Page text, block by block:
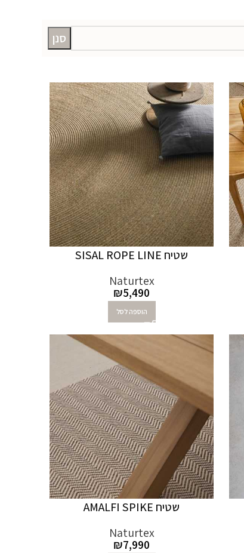
סנן
שטיח SISAL ROPE LINE
Naturtex
₪5,490
הוספה לסל
שטיח AMALFI SPIKE
Naturtex
₪7,990